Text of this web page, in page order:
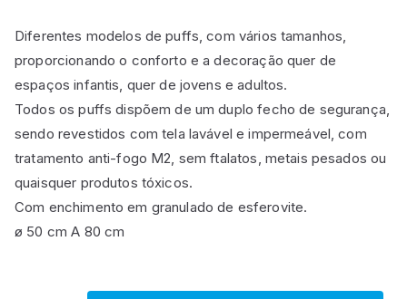
Diferentes modelos de puffs, com vários tamanhos,
proporcionando o conforto e a decoração quer de
espaços infantis, quer de jovens e adultos.
Todos os puffs dispõem de um duplo fecho de segurança,
sendo revestidos com tela lavável e impermeável, com
tratamento anti-fogo M2, sem ftalatos, metais pesados ou
quaisquer produtos tóxicos.
Com enchimento em granulado de esferovite.
ø 50 cm A 80 cm